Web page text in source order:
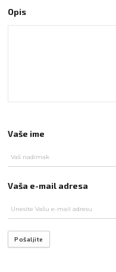
Opis
Vaše ime
Vaša e-mail adresa
Pošaljite